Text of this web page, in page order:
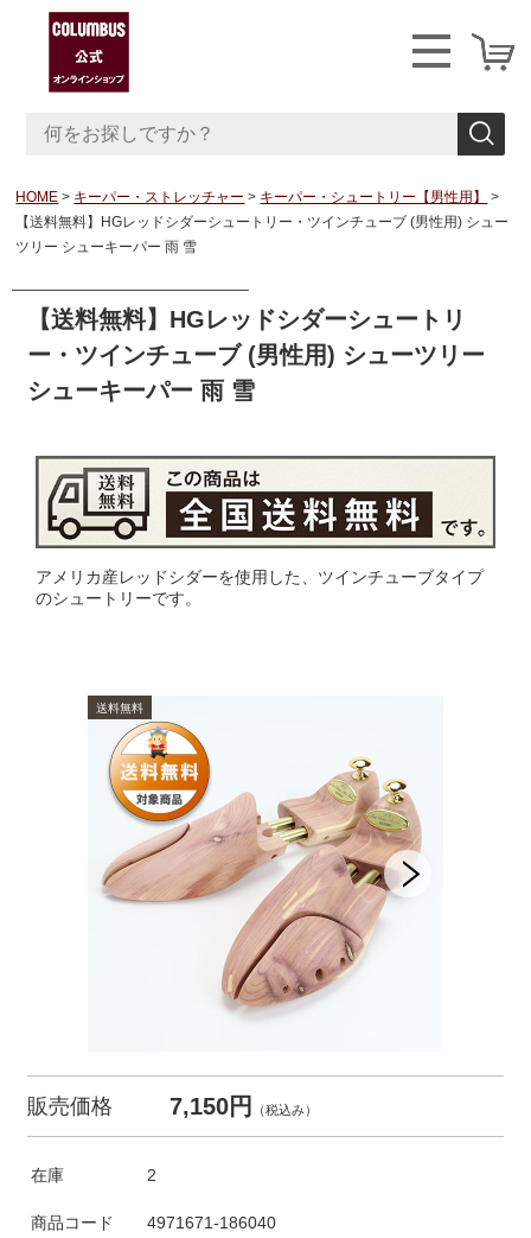
HOME キーパー・ストレッチャー
キーパー・シュートリー【男性用】
【送料無料】HGレッドシダーシュートリー・ツインチューブ (男性用) シュー
ツリー シューキーパー 雨 雪
【送料無料】HGレッドシダーシュートリ
ー・ツインチューブ (男性用) シューツリー
シューキーパー 雨 雪
アメリカ産レッドシダーを使用した、ツインチューブタイプ
のシュートリーです。
販売価格 7,150円 （税込み）
在庫 2
商品コード 4971671-186040